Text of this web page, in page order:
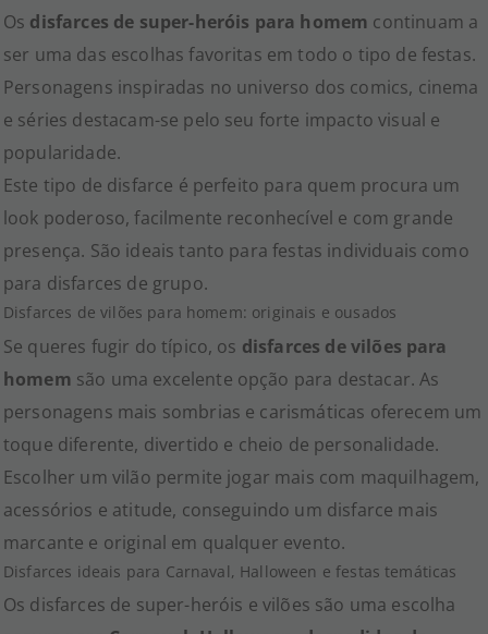
Os disfarces de super-heróis para homem continuam a
ser uma das escolhas favoritas em todo o tipo de festas.
Personagens inspiradas no universo dos comics, cinema
e séries destacam-se pelo seu forte impacto visual e
popularidade.
Este tipo de disfarce é perfeito para quem procura um
look poderoso, facilmente reconhecível e com grande
presença. São ideais tanto para festas individuais como
para disfarces de grupo.
Disfarces de vilões para homem: originais e ousados
Se queres fugir do típico, os disfarces de vilões para
homem são uma excelente opção para destacar. As
personagens mais sombrias e carismáticas oferecem um
toque diferente, divertido e cheio de personalidade.
Escolher um vilão permite jogar mais com maquilhagem,
acessórios e atitude, conseguindo um disfarce mais
marcante e original em qualquer evento.
Disfarces ideais para Carnaval, Halloween e festas temáticas
Os disfarces de super-heróis e vilões são uma escolha